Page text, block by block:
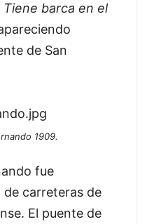
Tiene barca en el
de San
1909.
fue
carreteras de
El puente de